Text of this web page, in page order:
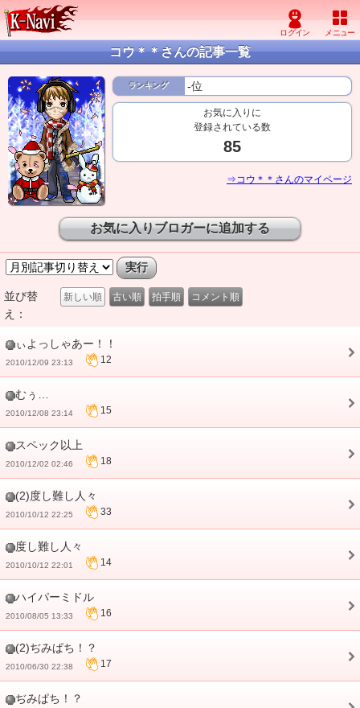
コウ＊＊さんの記事一覧
ランキング -位
お気に入りに
登録されている数
85
⇒コウ＊＊さんのマイページ
お気に入りブロガーに追加する
並び替
え：
新しい順 古い順 拍手順 コメント順
ぃよっしゃあー！！
2010/12/09 23:13 12
むぅ…
2010/12/08 23:14 15
スペック以上
2010/12/02 02:46 18
(2)度し難し人々
2010/10/12 22:25 33
度し難し人々
2010/10/12 22:01 14
ハイパーミドル
2010/08/05 13:33 16
(2)ぢみぱち！？
2010/06/30 22:38 17
ぢみぱち！？